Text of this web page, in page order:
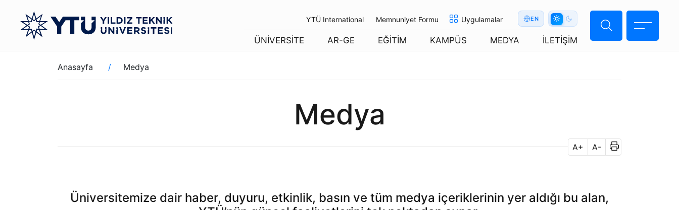
YTÜ International Memnuniyet Formu Uygulamalar EN
ÜNİVERSİTE AR-GE EĞİTİM KAMPÜS MEDYA İLETİŞİM
Sayfa
yolu
Anasayfa Medya
Medya
A+ A-
Üniversitemize dair haber, duyuru, etkinlik, basın ve tüm medya içeriklerinin yer aldığı bu alan,